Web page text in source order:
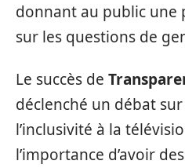
donnant au public une
sur les questions de
Le succès de
déclenché un débat
l’inclusivité à la
l’importance d’avoir